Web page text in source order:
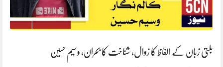
بلتی زبان کے الفاظ کا زوال، شناخت کا بحران, وسیم حسین